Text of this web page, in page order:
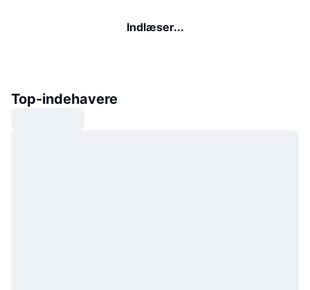
Indlæser...
Top-indehavere